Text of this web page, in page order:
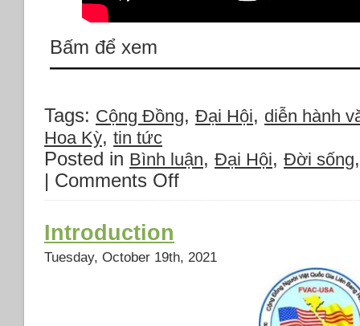
Bấm để xem
Tags: Cộng Đồng, Đại Hội, diễn hành
Hoa Kỳ, tin tức
Posted in Bình luận, Đại Hội, Đời sống
| Comments Offon
ra
Introduction
Tuesday, October 19th, 2021